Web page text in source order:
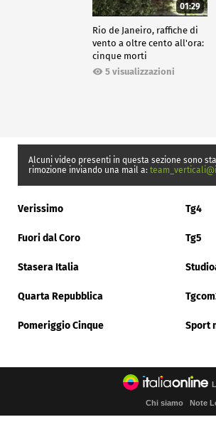
01:29
Rio de Janeiro, raffiche di
vento a oltre cento all'ora:
cinque morti
5 visualizzazioni
Alcuni video presenti in questa sezione sono
rimozione inviando una mail a:
Verissimo Tg4
Fuori dal Coro Tg5
Stasera Italia
Quarta Repubblica
Pomeriggio Cinque Sport
Chi siamo Note